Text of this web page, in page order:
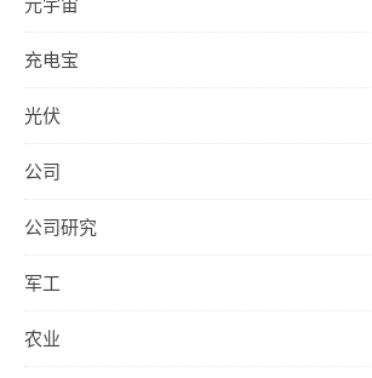
充电宝
光伏
公司
公司研究
军工
农业